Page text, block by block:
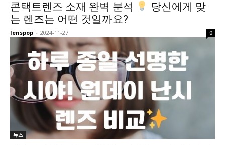
콘택트렌즈 소재 완벽 분석
당신에게 맞
는 렌즈는 어떤 것일까요?
lenspop - 2024-11-27 0
뉴스